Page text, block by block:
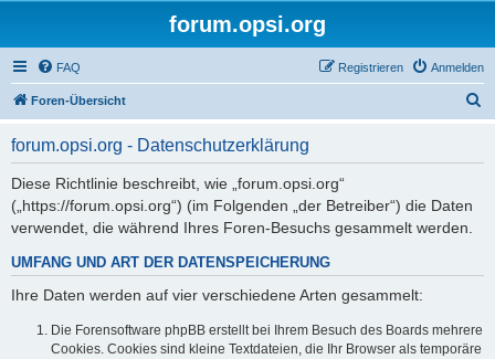
forum.opsi.org
FAQ Anmelden
Registrieren
Foren-Übersicht
forum.opsi.org - Datenschutzerklärung
Diese Richtlinie beschreibt, wie „forum.opsi.org“
(„https://forum.opsi.org“) (im Folgenden „der Betreiber“) die Daten
verwendet, die während Ihres Foren-Besuchs gesammelt werden.
UMFANG UND ART DER DATENSPEICHERUNG
Ihre Daten werden auf vier verschiedene Arten gesammelt:
Die Forensoftware phpBB erstellt bei Ihrem Besuch des Boards mehrere
Cookies. Cookies sind kleine Textdateien, die Ihr Browser als temporäre